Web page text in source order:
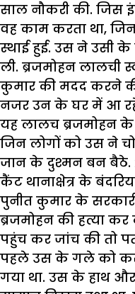
साल नौकरी की. जिस
वह काम करता था,
स्थाई हुई. उस ने उसी के
ली. ब्रजमोहन लालची
कुमार की मदद करने
नजर उन के घर में आ रहे
यह लालच ब्रजमोहन
जिन लोगों को उस ने
जान के दुश्मन बन बैठे.
कैंट थानाक्षेत्र के
पुनीत कुमार के
ब्रजमोहन की हत्या
पहुंच कर जांच की तो
पहले उस के गले को
गया था. उस के हाथ